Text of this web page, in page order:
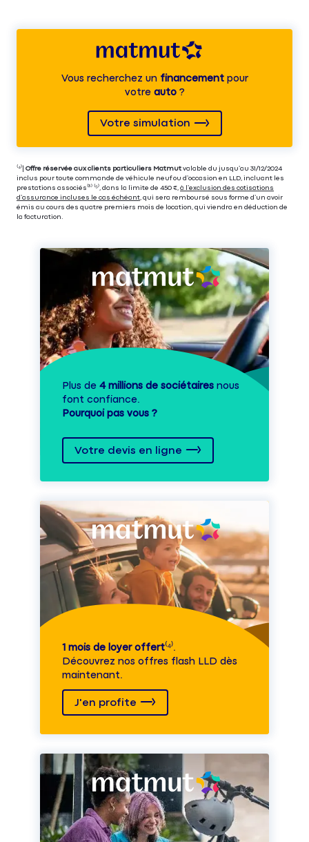
Vous recherchez unfinancementpour
votre auto?
Votre simulation
⁽⁴⁾| Offre réservée aux clients particuliers Matmut valable du jusqu’au 31/12/2024
inclus pour toute commande de véhicule neuf ou d’occasion en LLD, incluant les
prestations associés⁽³⁾ ⁽⁵⁾, dans la limite de 450 €, à l’exclusion des cotisations
d’assurance incluses le cas échéant, qui sera remboursé sous forme d’un avoir
émis au cours des quatre premiers mois de location, qui viendra en déduction de
la facturation.
Plus de 4 millions de sociétaires nous
font confiance.
Pourquoi pas vous ?
Votre devis en ligne
1 mois de loyer offert⁽⁴⁾.
Découvrez nos offres flash LLD dès
maintenant.
J'en profite